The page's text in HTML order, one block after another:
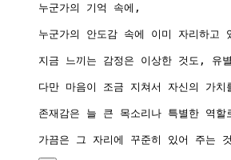
누군가의 기억 속에,
누군가의 안도감 속에 이미 자리하고
지금 느끼는 감정은 이상한 것도, 유
다만 마음이 조금 지쳐서 자신의 가
존재감은 늘 큰 목소리나 특별한 역
가끔은 그 자리에 꾸준히 있어 주는